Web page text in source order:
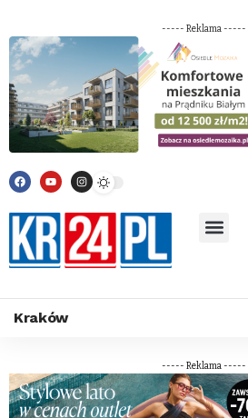
----- Reklama -----
Kraków
----- Reklama -----